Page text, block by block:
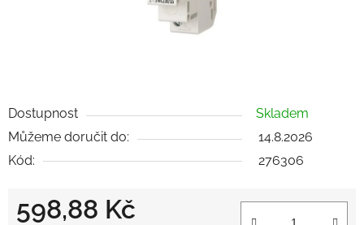
Dostupnost
Skladem
Můžeme doručit do:
14.8.2026
Kód:
276306
598,88 Kč